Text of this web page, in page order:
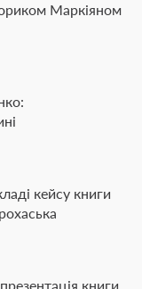
Маркіяном
кейсу книги
книги